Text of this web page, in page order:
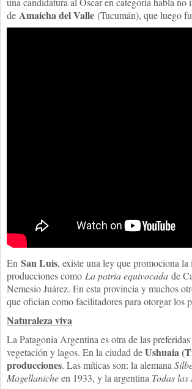
de Amaicha del Valle (Tucumán), que luego
En San Luis, existe una ley que promociona
producciones como La patria equivocada de
Nemesio Juárez. En esta provincia y muchos
que ofician como facilitadores para otorgar los
Naturaleza viva
La Patagonia Argentina es otra de las
vegetación y lagos. En la ciudad deUshuaia
producciones. Las míticas son: la alemana
Magellanicheen 1933, y la argentina Todas las